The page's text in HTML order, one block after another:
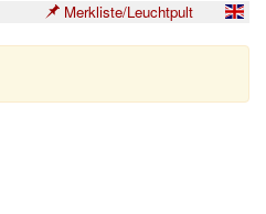
Merkliste/Leuchtpult